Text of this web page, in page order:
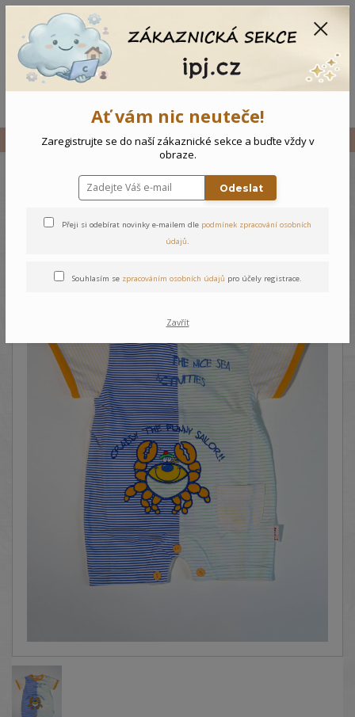
Vše Kojenecký overal Krab
Kojenecký overal Krab
Ať vám nic neuteče!
Zaregistrujte se do naší zákaznické sekce a buďte vždy v
obraze.
Odeslat
Přeji si odebírat novinky e-mailem dle podmínek zpracování osobních
údajů.
Souhlasím se zpracováním osobních údajů pro účely registrace.
Zavřít